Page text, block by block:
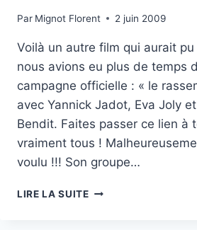
Par Mignot Florent 2 juin 2009
Voilà un autre film qui aurait
nous avions eu plus de temps
campagne officielle : « le
avec Yannick Jadot, Eva Joly
Bendit. Faites passer ce lien à
vraiment tous !
voulu !!! Son groupe…
LIRE LA SUITEEUROPE